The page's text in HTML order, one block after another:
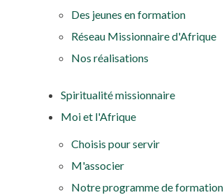
Des jeunes en formation
Réseau Missionnaire d'Afrique
Nos réalisations
Spiritualité missionnaire
Moi et l'Afrique
Choisis pour servir
M'associer
Notre programme de formation